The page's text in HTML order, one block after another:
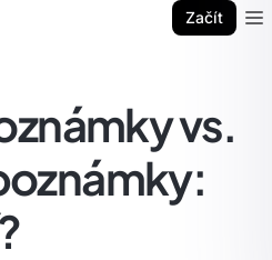
Začít
vs.